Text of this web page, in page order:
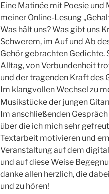
Eine Matinée mit Poesie
meiner Online-Lesung
Was hält uns? Was gibt uns
Schwerem, im Auf und Ab
Gehör gebrachten Gedichte.
Alltag, von Verbundenheit
und der tragenden Kraft des
Im klangvollen Wechsel zu
Musikstücke der jungen
Im anschließenden
über die ich mich sehr
Textarbeit motivieren und
Veranstaltung auf dem
und auf diese Weise
danke allen herzlich, die
und zu hören!